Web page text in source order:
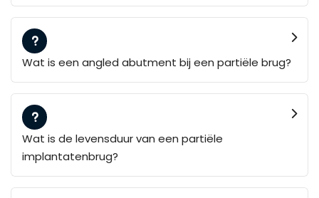
Wat is een angled abutment bij een partiële brug?
Wat is de levensduur van een partiële
implantatenbrug?